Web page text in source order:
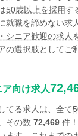
50歳以上を採用す
就職を諦めない求
シニア歓迎の求人
の選択肢としてご
ア向け求人
てる求人は、全て
その数 72,469 件